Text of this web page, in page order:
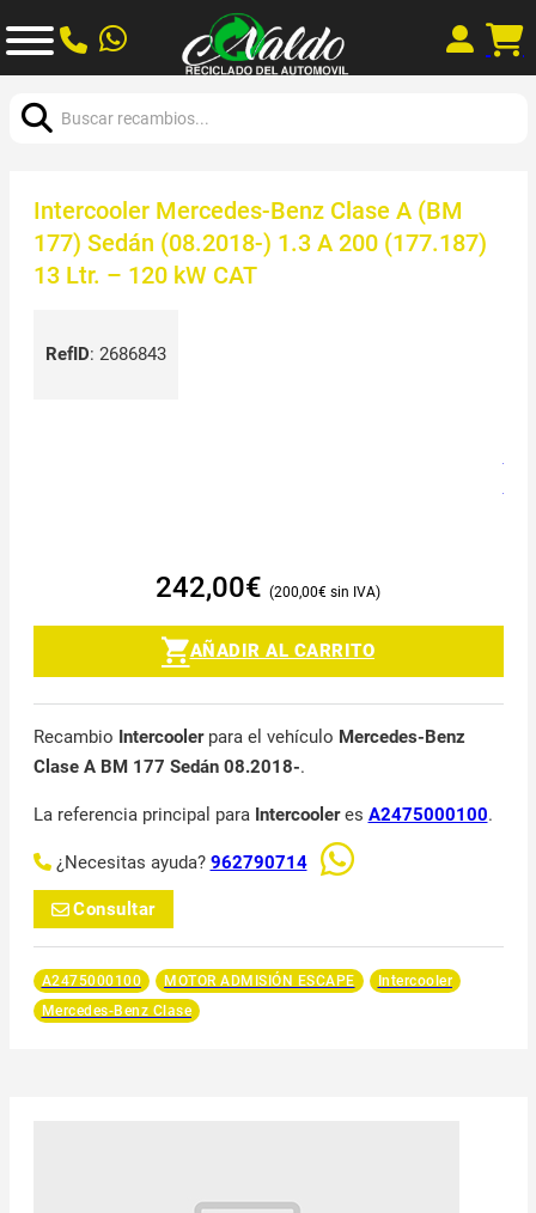
Intercooler Mercedes-Benz Clase A (BM
177) Sedán (08.2018-) 1.3 A 200 (177.187)
13 Ltr. – 120 kW CAT
RefID: 2686843
242,00€ 200,00€
AÑADIR AL CARRITO
Recambio Intercoolerpara el vehículo Mercedes-Benz
Clase A BM 177 Sedán 08.2018-.
La referencia principal para Intercooleres A2475000100.
¿Necesitas ayuda? 962790714
Consultar
A2475000100 MOTOR ADMISIÓN ESCAPE
Intercooler
Mercedes-Benz Clase